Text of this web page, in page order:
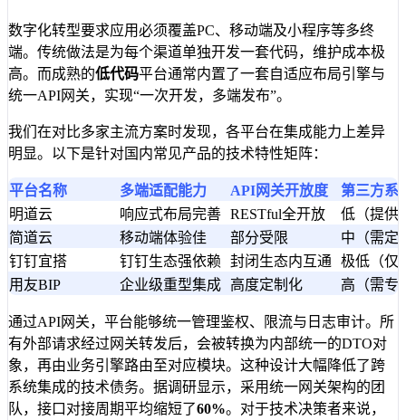
数字化转型要求应用必须覆盖PC、移动端及小程序等多终
端。传统做法是为每个渠道单独开发一套代码，维护成本极
高。而成熟的低代码平台通常内置了一套自适应布局引擎与
统一API网关，实现“一次开发，多端发布”。
我们在对比多家主流方案时发现，各平台在集成能力上差异
明显。以下是针对国内常见产品的技术特性矩阵：
平台名称 多端适配能力 API网关开放度
第三方系
明道云
响应式布局完善 RESTful全开放
低（提供
简道云
移动端体验佳 部分受限
中（需定
钉钉宜搭
钉钉生态强依赖 封闭生态内互通 极低（仅
用友BIP
企业级重型集成 高度定制化 高（需专
通过API网关，平台能够统一管理鉴权、限流与日志审计。所
有外部请求经过网关转发后，会被转换为内部统一的DTO对
象，再由业务引擎路由至对应模块。这种设计大幅降低了跨
系统集成的技术债务。据调研显示，采用统一网关架构的团
队，接口对接周期平均缩短了60%。对于技术决策者来说，